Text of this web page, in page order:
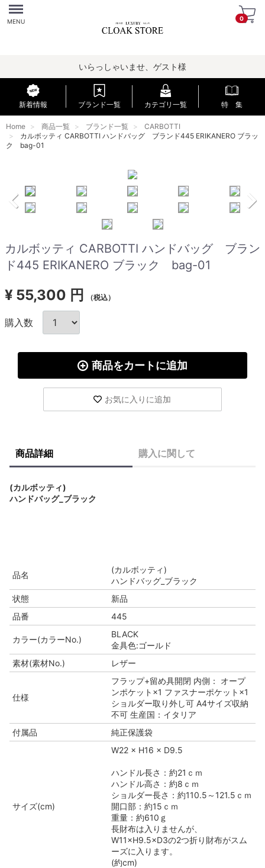
Menu
MENU 0
いらっしゃいませ、ゲスト様
新着情報 ブランド一覧 カテゴリ一覧 特 集
Home 商品一覧 ブランド一覧
CARBOTTI
カルボッティ CARBOTTI ハンドバッグ ブランド445 ERIKANERO ブラッ
ク bag-01
カルボッティ CARBOTTI ハンドバッグ ブラン
ド445 ERIKANERO ブラック bag-01
¥ 55,300 円 （税込）
購入数
商品をカートに追加
お気に入りに追加
商品詳細 購入に関して
(カルボッティ)
ハンドバッグ_ブラック
品名
(カルボッティ)
ハンドバッグ_ブラック
状態
新品
品番
445
カラー(カラーNo.)
BLACK
金具色:ゴールド
素材(素材No.)
レザー
仕様
フラップ+留め具開閉 内側： オープ
ンポケット×1 ファスナーポケット×1
ショルダー取り外し可 A4サイズ収納
不可 生産国：イタリア
付属品
純正保護袋
サイズ(cm)
W22 × H16 × D9.5
ハンドル長さ：約21ｃｍ
ハンドル高さ：約8ｃｍ
ショルダー長さ：約110.5～121.5ｃｍ
開口部：約15ｃｍ
重量：約610ｇ
長財布は入りませんが、
W11×H9.5×D3の2つ折り財布がスム
ーズに入ります。
(約cm)